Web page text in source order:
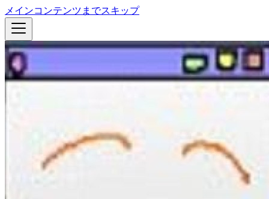
メインコンテンツまでスキップ